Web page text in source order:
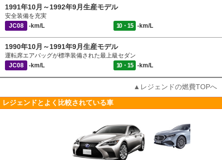
1991年10月～1992年9月生産モデル
安全装備を充実
JC08
-km/L 10・15 -km/L
1990年10月～1991年9月生産モデル
運転席エアバッグが標準装備された最上級セダン
JC08
-km/L 10・15 -km/L
▲レジェンドの燃費TOPへ
レジェンドとよく比較されている車